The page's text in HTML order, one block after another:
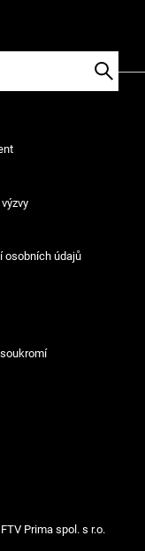
osobních údajů
Prima spol. s r.o.